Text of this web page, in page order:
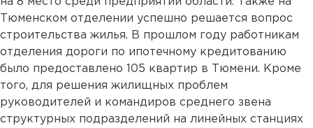
Тюменском отделении успешно решается вопрос
строительства жилья. В прошлом году работникам
отделения дороги по ипотечному кредитованию
было предоставлено 105 квартир в Тюмени. Кроме
того, для решения жилищных проблем
руководителей и командиров среднего звена
структурных подразделений на линейных станциях